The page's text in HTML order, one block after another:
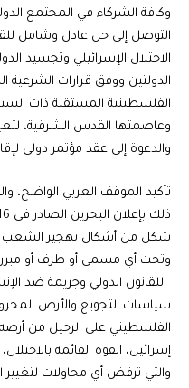
وكافة الشركاء في المجتمع
التوصل إلى حل عادل وشامل
الاحتلال الإسرائيلي وتجسيد
الدولتين ووفق قرارات الشرعية
وعاصمتها القدس الشرقية،
والدعوة إلى عقد مؤتمر دولي
تأكيد الموقف العربي الواضح،
شكل من أشكال تهجير الشعب
وتحت أي مسمى أو ظرف أو مبرر
للقانون الدولي وجريمة ضد
سياسات التجويع والأرض
الفلسطيني على الرحيل من
إسرائيل، القوة القائمة
والتي ترفض أي محاولات لتغيير